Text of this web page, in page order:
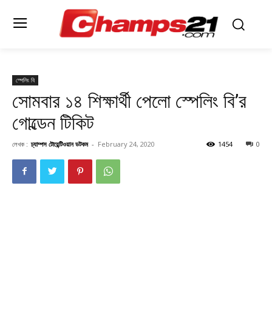
স্পেলিং বি
সোমবার ১৪ শিক্ষার্থী পেলো স্পেলিং বি’র
গোল্ডেন টিকিট
লেখক : চ্যাম্পস টোয়েন্টিওয়ান ডটকম - February 24, 2020 0
1454